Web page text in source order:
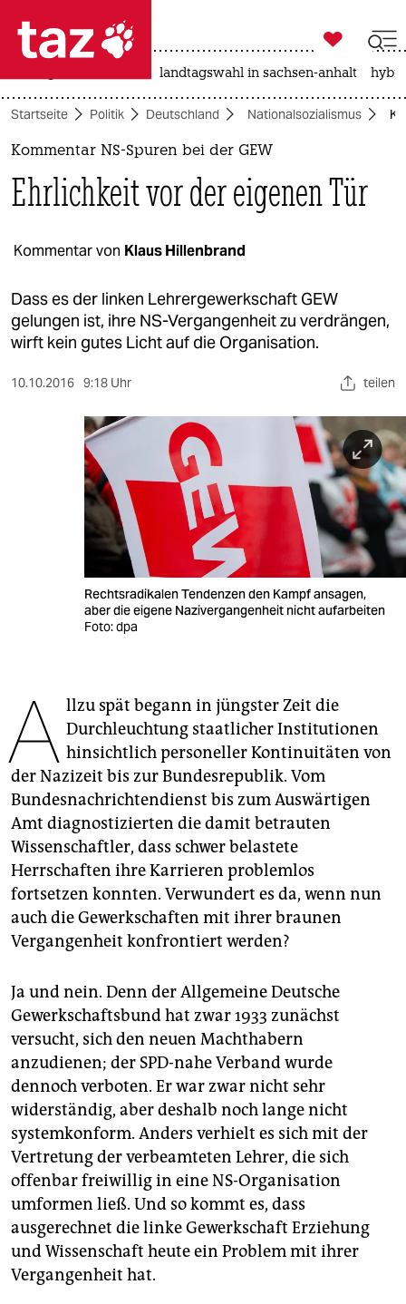
 taz zahl ich
taz zahl ich
politik
öko
gesellschaft
kultur
wahrheit
veranstaltungen
unterstützen
abo
genossenschaft
epaper login

taz zahl ich
landtagswahl in sachsen-anhalt
Startseite Politik Deutschland Nationalsozialismus
Kommentar NS-Spuren bei der GEW
Ehrlichkeit vor der eigenen Tür
Kommentar von Klaus Hillenbrand
Dass es der linken Lehrergewerkschaft GEW
gelungen ist, ihre NS-Vergangenheit zu verdrängen,
wirft kein gutes Licht auf die Organisation.
10.10.2016 9:18 Uhr teilen
Rechtsradikalen Tendenzen den Kampf ansagen,
aber die eigene Nazivergangenheit nicht aufarbeiten
Foto: dpa
A llzu spät begann in jüngster Zeit die
Durchleuchtung staatlicher Institutionen
hinsichtlich personeller Kontinuitäten von
der Nazizeit bis zur Bundesrepublik. Vom
Bundesnachrichtendienst bis zum Auswärtigen
Amt diagnostizierten die damit betrauten
Wissenschaftler, dass schwer belastete
Herrschaften ihre Karrieren problemlos
fortsetzen konnten. Verwundert es da, wenn nun
auch die Gewerkschaften mit ihrer braunen
Vergangenheit konfrontiert werden?
Ja und nein. Denn der Allgemeine Deutsche
Gewerkschaftsbund hat zwar 1933 zunächst
versucht, sich den neuen Machthabern
anzudienen; der SPD-nahe Verband wurde
dennoch verboten. Er war zwar nicht sehr
widerständig, aber deshalb noch lange nicht
systemkonform. Anders verhielt es sich mit der
Vertretung der verbeamteten Lehrer, die sich
offenbar freiwillig in eine NS-Organisation
umformen ließ. Und so kommt es, dass
ausgerechnet die linke Gewerkschaft Erziehung
und Wissenschaft heute ein Problem mit ihrer
Vergangenheit hat.